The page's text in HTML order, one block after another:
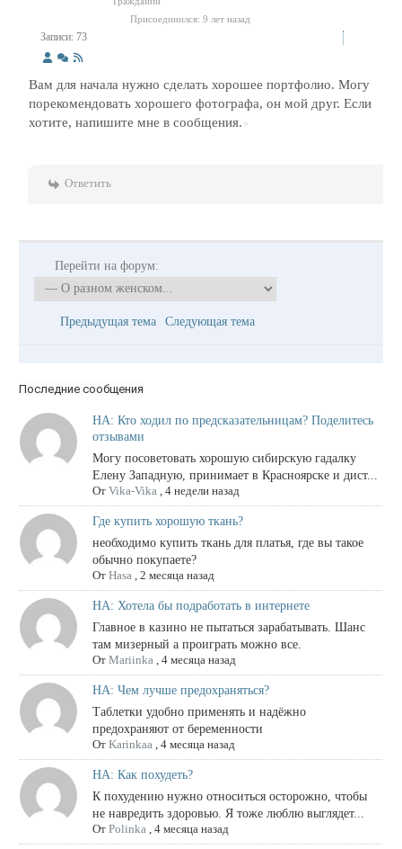
Записи: 73
Присоединился: 9 лет назад
Вам для начала нужно сделать хорошее портфолио. Могу
порекомендовать хорошего фотографа, он мой друг. Если
хотите, напишите мне в сообщения.
Ответить
Перейти на форум:
Предыдущая тема Следующая тема
Последние сообщения
НА: Кто ходил по предсказательницам? Поделитесь
отзывами
Могу посоветовать хорошую сибирскую гадалку
Елену Западную, принимает в Красноярске и дист...
От Vika-Vika 4 недели назад
Где купить хорошую ткань?
необходимо купить ткань для платья, где вы такое
обычно покупаете?
От Hasa 2 месяца назад
НА: Хотела бы подработать в интернете
Главное в казино не пытаться зарабатывать. Шанс
там мизерный а проиграть можно все.
От Mariinka 4 месяца назад
НА: Чем лучше предохраняться?
Таблетки удобно применять и надёжно
предохраняют от беременности
От Karinkaa 4 месяца назад
НА: Как похудеть?
К похудению нужно относиться осторожно, чтобы
не навредить здоровью. Я тоже люблю выглядет...
От Polinka 4 месяца назад